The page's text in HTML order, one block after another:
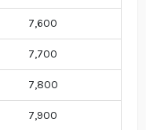
7,600
7,700
7,800
7,900